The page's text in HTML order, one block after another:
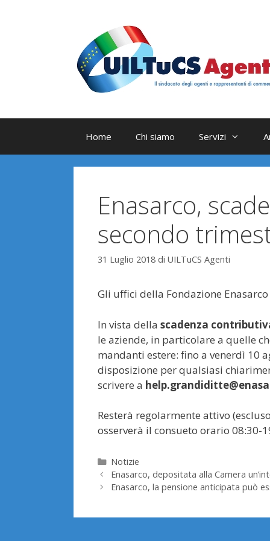
Home Chi siamo Servizi
Enasarco,
secondo
31 Luglio 2018 di UILTuCS Agenti
Gli uffici della Fondazione
In vista della scadenza
le aziende, in particolare a quelle
mandanti estere: fino a venerdì 10
disposizione per qualsiasi
scrivere a
Resterà regolarmente attivo
osserverà il consueto orario 08:30-
Categorie
Notizie
Enasarco, depositata alla Camera
Enasarco, la pensione anticipata può